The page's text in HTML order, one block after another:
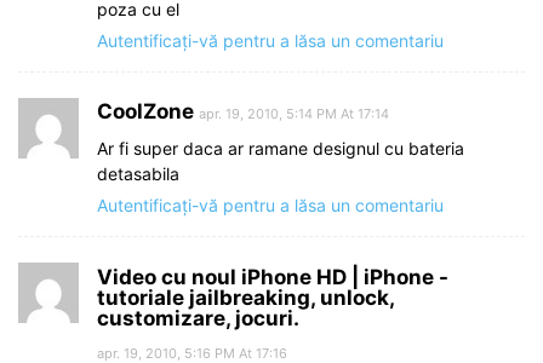
poza cu el
Autentificați-vă pentru a lăsa un comentariu
CoolZone apr. 19, 2010, 5:14 PM At 17:14
Ar fi super daca ar ramane designul cu bateria
detasabila
Autentificați-vă pentru a lăsa un comentariu
Video cu noul iPhone HD | iPhone -
tutoriale jailbreaking, unlock,
customizare, jocuri.
apr. 19, 2010, 5:16 PM At 17:16